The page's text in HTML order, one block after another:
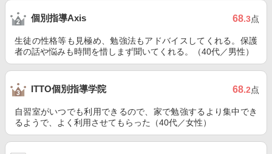
個別指導Axis 68.3点
生徒の性格等も見極め、勉強法もアドバイスしてくれる。保護
者の話や悩みも時間を惜しまず聞いてくれる。（40代／男性）
ITTO個別指導学院 68.2点
自習室がいつでも利用できるので、家で勉強するより集中でき
るようで、よく利用させてもらった（40代／女性）